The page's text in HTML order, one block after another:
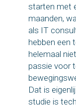
starten met
maanden,
als IT
hebben een
helemaal
passie voor
Dat is
studie is